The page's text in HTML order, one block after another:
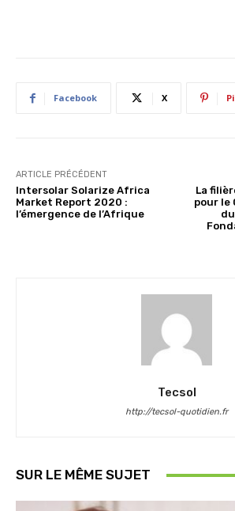
Facebook X
ARTICLE PRÉCÉDENT
Intersolar Solarize Africa
Market Report 2020 :
l’émergence de l’Afrique
La
pour le
Tecsol
http://tecsol-quotidien.fr
SUR LE MÊME SUJET